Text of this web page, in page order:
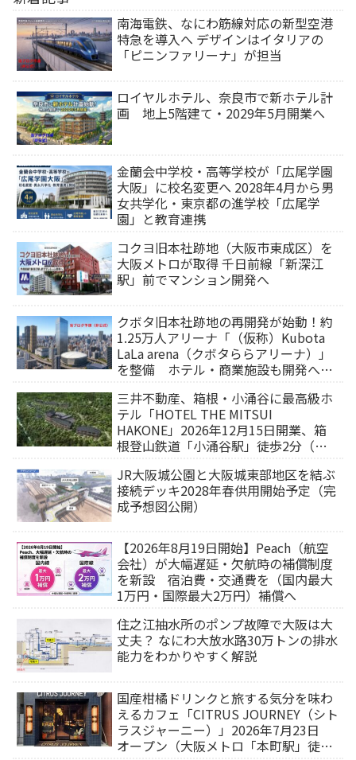
南海電鉄、なにわ筋線対応の新型空港
特急を導入へ デザインはイタリアの
「ピニンファリーナ」が担当
ロイヤルホテル、奈良市で新ホテル計
画 地上5階建て・2029年5月開業へ
金蘭会中学校・高等学校が「広尾学園
大阪」に校名変更へ 2028年4月から男
女共学化・東京都の進学校「広尾学
園」と教育連携
コクヨ旧本社跡地（大阪市東成区）を
大阪メトロが取得 千日前線「新深江
駅」前でマンション開発へ
クボタ旧本社跡地の再開発が始動！約
1.25万人アリーナ「（仮称）Kubota
LaLa arena（クボタららアリーナ）」
を整備 ホテル・商業施設も開発へ
三井不動産、箱根・小涌谷に最高級ホ
テル「HOTEL THE MITSUI
HAKONE」2026年12月15日開業、箱
根登山鉄道「小涌谷駅」徒歩2分（旅
JR大阪城公園と大阪城東部地区を結ぶ
接続デッキ2028年春供用開始予定（完
成予想図公開）
【2026年8月19日開始】Peach（航空
会社）が大幅遅延・欠航時の補償制度
を新設 宿泊費・交通費を（国内最大
1万円・国際最大2万円）補償へ
住之江抽水所のポンプ故障で大阪は大
丈夫？ なにわ大放水路30万トンの排水
能力をわかりやすく解説
国産柑橘ドリンクと旅する気分を味わ
えるカフェ「CITRUS JOURNEY（シト
ラスジャーニー）」2026年7月23日
オープン（大阪メトロ「本町駅」徒歩